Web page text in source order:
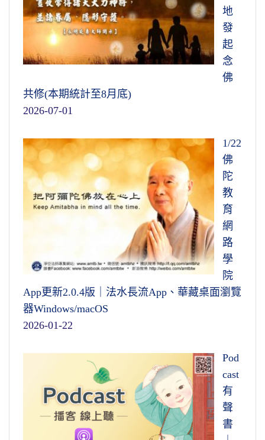
象都是永恆的、不變的，叫一真法界。任何時
間想去都能去，絲毫障礙都沒有。障礙是在你
自己心裡頭，與什麼人、什麼境界都不相干，
真得大自在。
文摘恭錄—淨土大經解演義（第二六九集）
2011/2/7 檔名：02-039-0269
地
發
起
念
佛
共修(本期統計至8月底)
2026-07-01
1/22
佛
陀
教
育
網
路
學
院
App更新2.0.4版｜法水長流App、華藏桌面瀏覽
器Windows/macOS
2026-01-22
Pod
cast
有
聲
書